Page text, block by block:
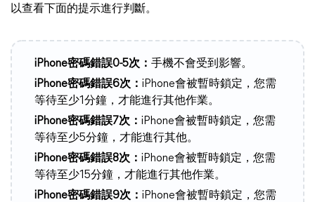
以查看下面的提示進行判斷。
iPhone密碼錯誤0-5次： 手機不會受到影響。
iPhone密碼錯誤6次： iPhone會被暫時鎖定，您需
等待至少1分鐘，才能進行其他作業。
iPhone密碼錯誤7次： iPhone會被暫時鎖定，您需
等待至少5分鐘，才能進行其他。
iPhone密碼錯誤8次： iPhone會被暫時鎖定，您需
等待至少15分鐘，才能進行其他作業。
iPhone密碼錯誤9次： iPhone會被暫時鎖定，您需